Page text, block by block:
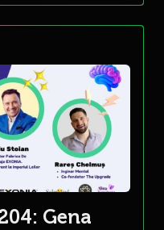
Gena